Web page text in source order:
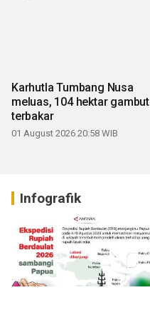
Karhutla Tumbang Nusa
meluas, 104 hektar gambut
terbakar
01 August 2026 20:58 WIB
Infografik